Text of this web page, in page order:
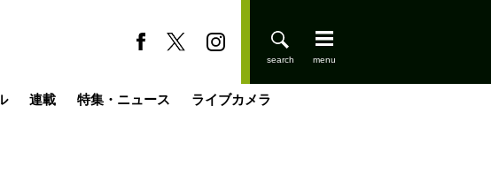
連載 特集・ニュース ライブカメラ